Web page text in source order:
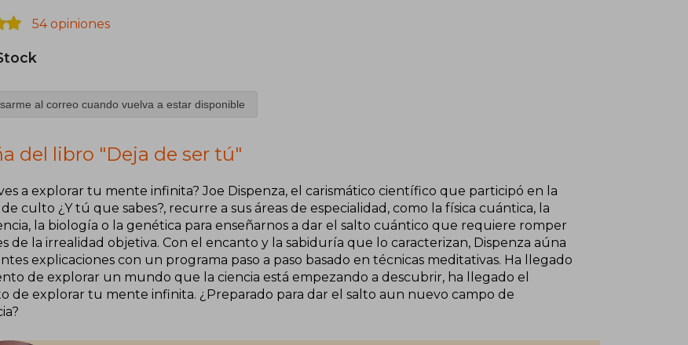
54 opiniones
al correo cuando vuelva a estar disponible
del libro "Deja de ser tú"
a explorar tu mente infinita? Joe Dispenza, el carismático científico que participó en la
culto ¿Y tú que sabes?, recurre a sus áreas de especialidad, como la física cuántica, la
la biología o la genética para enseñarnos a dar el salto cuántico que requiere romper
de la irrealidad objetiva. Con el encanto y la sabiduría que lo caracterizan, Dispenza aúna
explicaciones con un programa paso a paso basado en técnicas meditativas. Ha llegado
de explorar un mundo que la ciencia está empezando a descubrir, ha llegado el
de explorar tu mente infinita. ¿Preparado para dar el salto aun nuevo campo de